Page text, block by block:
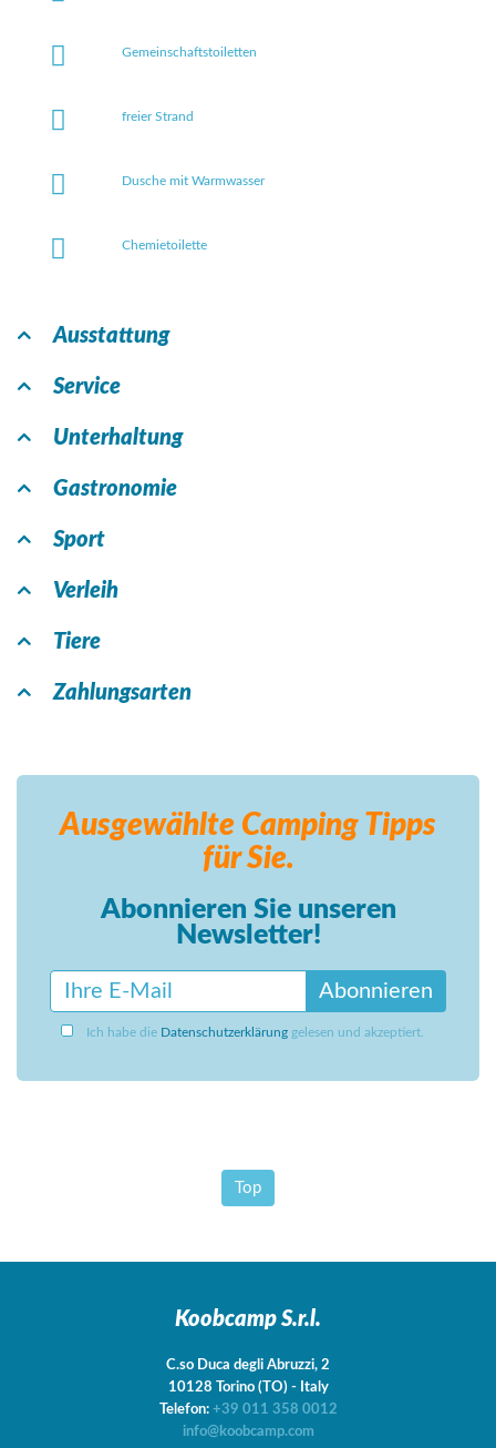
Gemeinschaftstoiletten
freier Strand
Dusche mit Warmwasser
Chemietoilette
Ausstattung
Service
Unterhaltung
Gastronomie
Sport
Verleih
Tiere
Zahlungsarten
Ausgewählte Camping Tipps
für Sie.
Abonnieren Sie unseren
Newsletter!
Abonnieren
Ich habe die Datenschutzerklärung gelesen und akzeptiert.
Top
Koobcamp S.r.l.
C.so Duca degli Abruzzi, 2
10128
Torino (TO) - Italy
Telefon: +39 011 358 0012
info@koobcamp.com